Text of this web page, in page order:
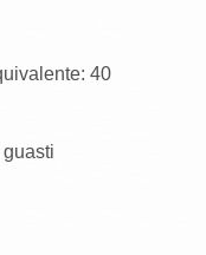
40